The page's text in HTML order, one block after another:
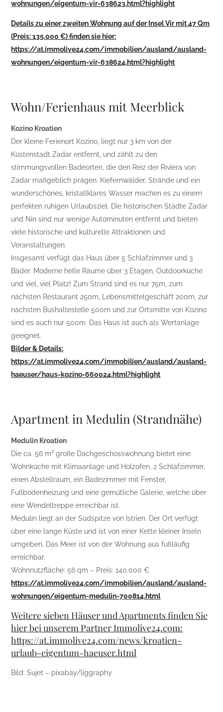
wohnungen/eigentum-vir-638623.html?highlight
Details zu einer zweiten Wohnung auf der Insel Vir mit 47 Qm
(Preis: 135.000 €) finden sie hier:
https://at.immolive24.com/immobilien/ausland/ausland-
wohnungen/eigentum-vir-638624.html?highlight
Wohn/Ferienhaus mit Meerblick
Kozino Kroatien
Der kleine Ferienort Kozino, liegt nur 3 km von der
Küstenstadt Zadar entfernt, und zählt zu den
stimmungsvollen Badeorten, die den Reiz der Riviera von
Zadar maßgeblich prägen. Kiefernwälder, Strände und ein
wunderschönes, kristallklares Wasser machen es zu einem
perfekten ruhigen Urlaubsziel. Die historischen Städte Zadar
und Nin sind nur wenige Autominuten entfernt und bieten
viele historische und kulturelle Attraktionen und
Veranstaltungen.
Insgesamt verfügt das Haus über 5 Schlafzimmer und 3
Bäder. Moderne helle Räume über 3 Etagen, Outdoorküche
und viel, viel Platz! Zum Strand sind es nur 75m, zum
nächsten Restaurant 250m, Lebensmittelgeschäft 200m, zur
nächsten Bushaltestelle 500m und zur Ortsmitte von Kozino
sind es auch nur 500m. Das Haus ist auch als Wertanlage
geeignet.
Bilder & Details:
https://at.immolive24.com/immobilien/ausland/ausland-
haeuser/haus-kozino-660024.html?highlight
Apartment in Medulin (Strandnähe)
Medulin Kroatien
Die ca. 56 m² große Dachgeschosswohnung bietet eine
Wohnküche mit Klimaanlage und Holzofen, 2 Schlafzimmer,
einen Abstellraum, ein Badezimmer mit Fenster,
Fußbodenheizung und eine gemütliche Galerie, welche über
eine Wendeltreppe erreichbar ist.
Medulin liegt an der Südspitze von Istrien. Der Ort verfügt
über eine lange Küste und ist von einer Kette kleiner Inseln
umgeben. Das Meer ist von der Wohnung aus fußläufig
erreichbar.
Wohnnutzfläche: 56 qm – Preis: 140.000 €
https://at.immolive24.com/immobilien/ausland/ausland-
wohnungen/eigentum-medulin-700814.html
Weitere sieben Häuser und Apartments finden Sie
hier bei unserem Partner Immolive24.com:
https://at.immolive24.com/news/kroatien-
urlaub-eigentum-haeuser.html
Bild: Sujet – pixabay/liggraphy